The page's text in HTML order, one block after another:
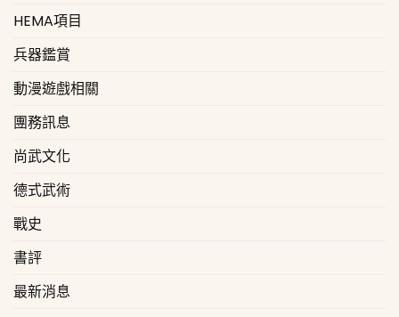
HEMA項目
兵器鑑賞
動漫遊戲相關
團務訊息
尚武文化
德式武術
戰史
書評
最新消息